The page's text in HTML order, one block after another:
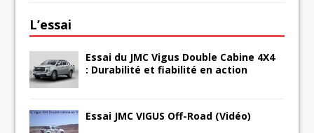
L’essai
Essai du JMC Vigus Double Cabine 4X4
: Durabilité et fiabilité en action
Essai JMC VIGUS Off-Road (Vidéo)